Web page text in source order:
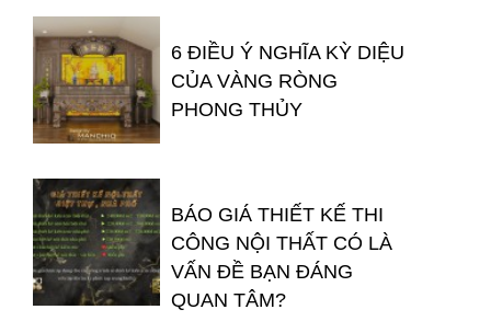
6 ĐIỀU Ý NGHĨA KỲ DIỆU
CỦA VÀNG RÒNG
PHONG THỦY
BÁO GIÁ THIẾT KẾ THI
CÔNG NỘI THẤT CÓ LÀ
VẤN ĐỀ BẠN ĐÁNG
QUAN TÂM?